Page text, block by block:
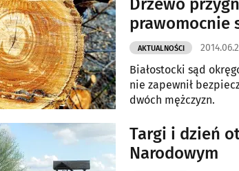
Drzewo
prawomocnie
AKTUALNOŚCI
Białostocki sąd
nie zapewnił
dwóch mężczyzn.
Targi i dzień
Narodowym